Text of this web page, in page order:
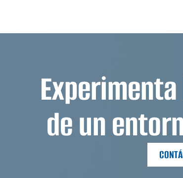
de un